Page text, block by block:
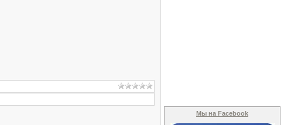
Мы на Facebook